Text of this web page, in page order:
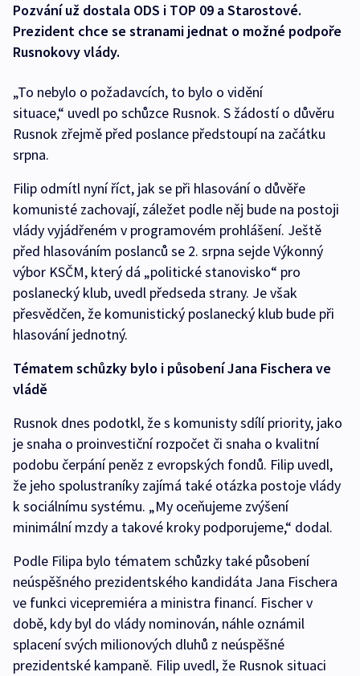
Pozvání už dostala ODS i TOP 09 a Starostové.
Prezident chce se stranami jednat o možné podpoře
Rusnokovy vlády.
„To nebylo o požadavcích, to bylo o vidění
situace,“ uvedl po schůzce Rusnok. S žádostí o důvěru
Rusnok zřejmě před poslance předstoupí na začátku
srpna.
Filip odmítl nyní říct, jak se při hlasování o důvěře
komunisté zachovají, záležet podle něj bude na postoji
vlády vyjádřeném v programovém prohlášení. Ještě
před hlasováním poslanců se 2. srpna sejde Výkonný
výbor KSČM, který dá „politické stanovisko“ pro
poslanecký klub, uvedl předseda strany. Je však
přesvědčen, že komunistický poslanecký klub bude při
hlasování jednotný.
Tématem schůzky bylo i působení Jana Fischera ve
vládě
Rusnok dnes podotkl, že s komunisty sdílí priority, jako
je snaha o proinvestiční rozpočet či snaha o kvalitní
podobu čerpání peněz z evropských fondů. Filip uvedl,
že jeho spolustraníky zajímá také otázka postoje vlády
k sociálnímu systému. „My oceňujeme zvýšení
minimální mzdy a takové kroky podporujeme,“ dodal.
Podle Filipa bylo tématem schůzky také působení
neúspěšného prezidentského kandidáta Jana Fischera
ve funkci vicepremiéra a ministra financí. Fischer v
době, kdy byl do vlády nominován, náhle oznámil
splacení svých milionových dluhů z neúspěšné
prezidentské kampaně. Filip uvedl, že Rusnok situaci